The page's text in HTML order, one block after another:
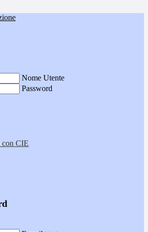
Nome Utente
Password
con CIE